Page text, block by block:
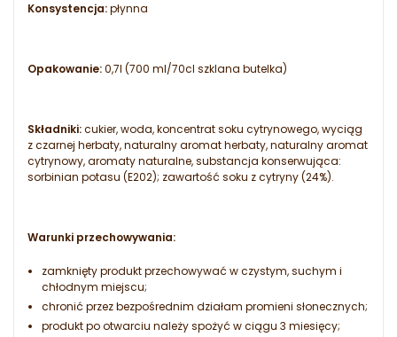
Konsystencja:płynna
Opakowanie:0,7l (700 ml/70cl szklana butelka)
Składniki:cukier, woda, koncentrat soku cytrynowego, wyciąg
z czarnej herbaty, naturalny aromat herbaty, naturalny aromat
cytrynowy, aromaty naturalne, substancja konserwująca:
sorbinian potasu (E202); zawartość soku z cytryny (24%).
Warunki przechowywania:
zamknięty produkt przechowywać w czystym, suchym i
chłodnym miejscu;
chronić przez bezpośrednim działam promieni słonecznych;
produkt po otwarciu należy spożyć w ciągu 3 miesięcy;